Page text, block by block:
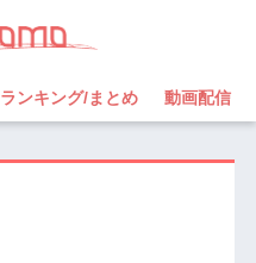
ランキング/まとめ 動画配信